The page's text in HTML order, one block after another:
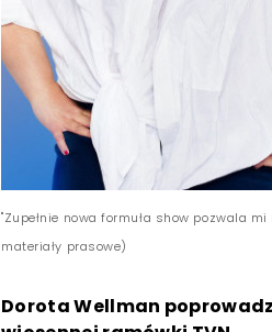
"Zupełnie nowa formuła show pozwala
materiały prasowe)
Dorota Wellman